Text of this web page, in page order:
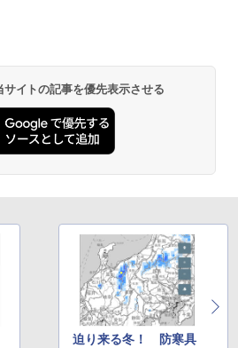
イトの記事を優先表示させる
迫り来る冬！ 防寒具